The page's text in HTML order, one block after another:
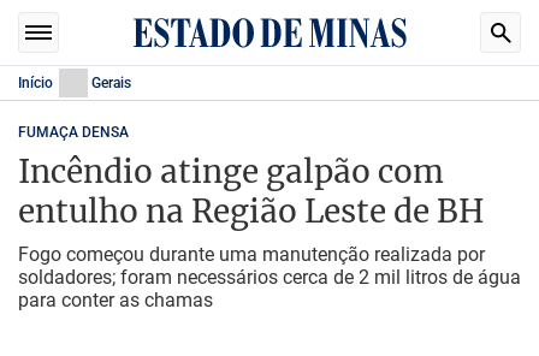
Início Gerais
FUMAÇA DENSA
Incêndio atinge galpão com
entulho na Região Leste de BH
Fogo começou durante uma manutenção realizada por
soldadores; foram necessários cerca de 2 mil litros de água
para conter as chamas